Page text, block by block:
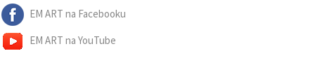
EM ART na Facebooku
EM ART na YouTube